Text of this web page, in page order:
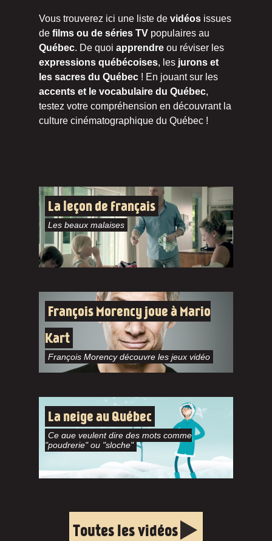
Vous trouverez ici une liste de vidéos issues
de films ou de séries TV populaires au
Québec. De quoi apprendre ou réviser les
expressions québécoises, les jurons et
les sacres du Québec ! En jouant sur les
accents et le vocabulaire du Québec,
testez votre compréhension en découvrant la
culture cinématographique du Québec !
La leçon de français
Les beaux malaises
François Morency joue à Mario
Kart
François Morency découvre les jeux vidéo
La neige au Québec
Ce que veulent dire des mots comme
"poudrerie" ou "sloche"
Toutes les vidéos